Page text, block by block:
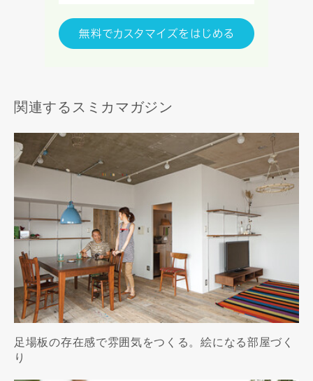
関連するスミカマガジン
足場板の存在感で雰囲気をつくる。絵になる部屋づく
り